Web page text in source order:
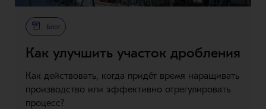
Блог
Как улучшить участок дробления
Как действовать, когда придёт время наращивать
производство или эффективно отрегулировать
процесс?